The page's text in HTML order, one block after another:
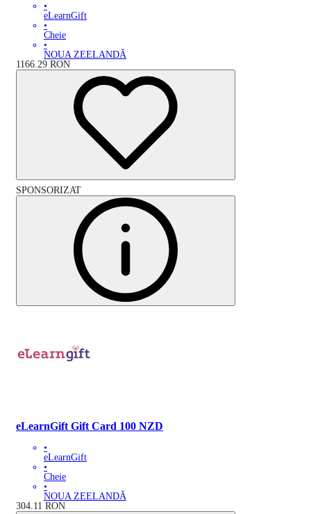
•
eLearnGift
•
Cheie
•
NOUA ZEELANDĂ
1166.29 RON
SPONSORIZAT
eLearnGift Gift Card 100 NZD
•
eLearnGift
•
Cheie
•
NOUA ZEELANDĂ
304.11 RON